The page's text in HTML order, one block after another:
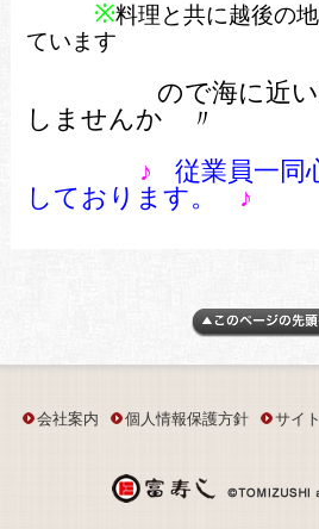
※料理と共に越後の
ています
ので海に近い
しませんか 〃
♪
従業員一同
しております。
♪
会社案内 個人情報保護方針 サイ